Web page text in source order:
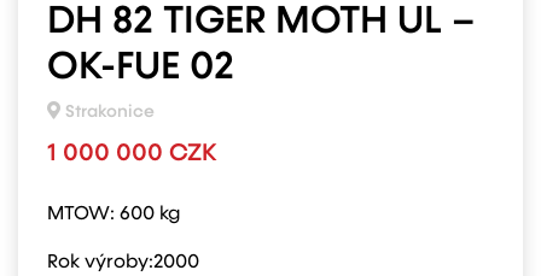
DH 82 TIGER MOTH UL –
OK-FUE 02
Strakonice
1 000 000 CZK
MTOW: 600 kg
Rok výroby:2000